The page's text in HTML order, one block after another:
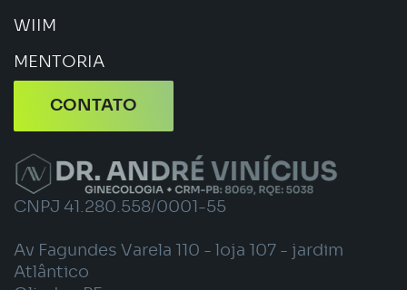
CNPJ 41.280.558/0001-55
Av Fagundes Varela 110 - loja 107 - jardim
Atlântico
WIIM
MENTORIA
CONTATO